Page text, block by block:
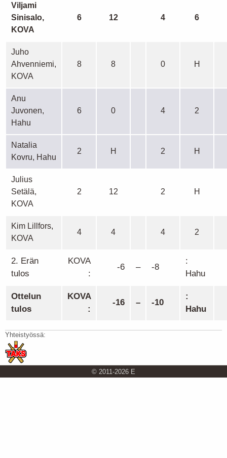
Viljami
Sinisalo,
KOVA
6 12 4 6
Juho
Ahvenniemi,
KOVA
8 8 0 H
Anu
Juvonen,
Hahu
6 0 4 2
Natalia
Kovru, Hahu
2 H 2 H
Julius
Setälä,
KOVA
2 12 2 H
Kim Lillfors,
KOVA
4 4 4 2
2. Erän
tulos
KOVA
:
-6 – -8
:
Hahu
Ottelun
tulos
KOVA
:
-16 – -10
:
Hahu
Yhteistyössä:
© 2011-2026 E